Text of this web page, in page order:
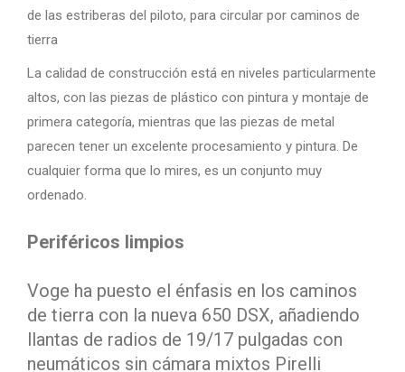
de las estriberas del piloto, para circular por caminos de
tierra
La calidad de construcción está en niveles particularmente
altos, con las piezas de plástico con pintura y montaje de
primera categoría, mientras que las piezas de metal
parecen tener un excelente procesamiento y pintura. De
cualquier forma que lo mires, es un conjunto muy
ordenado.
Periféricos limpios
Voge ha puesto el énfasis en los caminos
de tierra con la nueva 650 DSX, añadiendo
llantas de radios de 19/17 pulgadas con
neumáticos sin cámara mixtos Pirelli